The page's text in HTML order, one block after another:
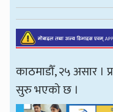
काठमाडौँ, २५ असार ।
सुरु भएको छ ।